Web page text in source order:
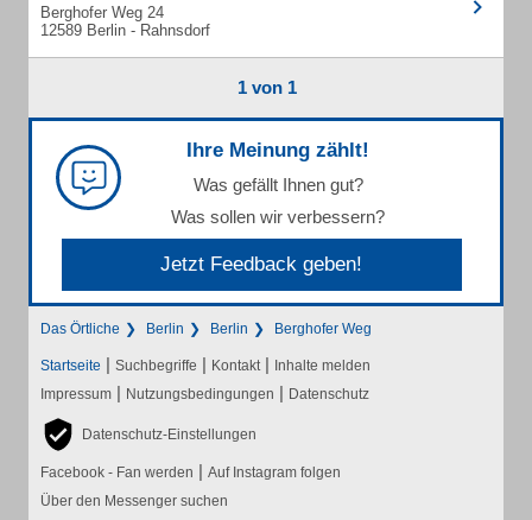
Berghofer Weg 24
12589 Berlin - Rahnsdorf
1 von 1
Ihre Meinung zählt!
Was gefällt Ihnen gut?
Was sollen wir verbessern?
Jetzt Feedback geben!
Das Örtliche Berlin Berlin Berghofer Weg
Startseite | Suchbegriffe | Kontakt | Inhalte melden
Impressum | Nutzungsbedingungen | Datenschutz
Datenschutz-Einstellungen
Facebook - Fan werden | Auf Instagram folgen
Über den Messenger suchen